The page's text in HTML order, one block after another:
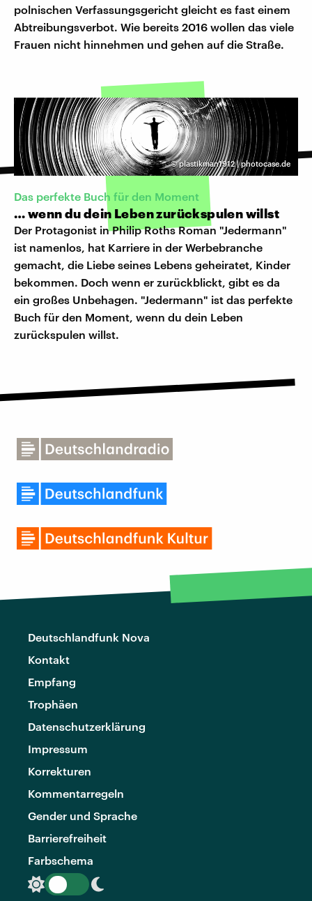
polnischen Verfassungsgericht gleicht es fast einem
Abtreibungsverbot. Wie bereits 2016 wollen das viele
Frauen nicht hinnehmen und gehen auf die Straße.
©plastikman1912 | photocase.de
Das perfekte Buch für den Moment
… wenn du dein Leben zurückspulen willst
Der Protagonist in Philip Roths Roman "Jedermann"
ist namenlos, hat Karriere in der Werbebranche
gemacht, die Liebe seines Lebens geheiratet, Kinder
bekommen. Doch wenn er zurückblickt, gibt es da
ein großes Unbehagen. "Jedermann" ist das perfekte
Buch für den Moment, wenn du dein Leben
zurückspulen willst.
Deutschlandfunk Nova
Kontakt
Empfang
Trophäen
Datenschutzerklärung
Impressum
Korrekturen
Kommentarregeln
Gender und Sprache
Barrierefreiheit
Farbschema